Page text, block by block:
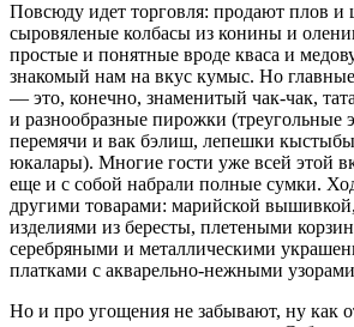
Повсюду идет торговля: продают плов
сыровяленые колбасы из конины и
простые и понятные вроде кваса и
знакомый нам на вкус кумыс. Но
— это, конечно, знаменитый чак-чак,
и разнообразные пирожки (треугольные
перемячи и вак бэлиш, лепешки
юкалары). Многие гости уже всей этой
еще и с собой набрали полные сумки.
другими товарами: марийской
изделиями из бересты, плетеными
серебряными и металлическими
платками с акварельно-нежными
Но и про угощения не забывают, ну как